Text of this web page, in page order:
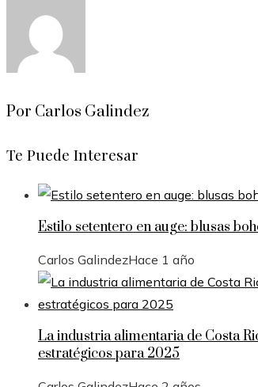
Por Carlos Galindez
Te Puede Interesar
Estilo setentero en auge: blusas
Carlos GalindezHace 1 año
La industria alimentaria de Costa
estratégicos para 2025